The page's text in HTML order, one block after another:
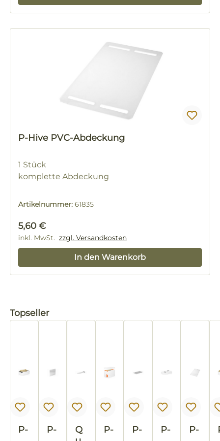
P-Hive PVC-Abdeckung
1 Stück
komplette Abdeckung
Artikelnummer: 61835
Regulärer Preis:
5,60 €
inkl. MwSt. zzgl. Versandkosten
In den Warenkorb
Produktgalerie überspringen
Topseller
P-
P-
Q
P-
P-
P-
P-